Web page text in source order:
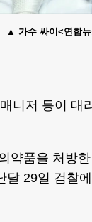
가수 싸이<연합
니저 등이 대
약품을 처방
달 29일 검찰